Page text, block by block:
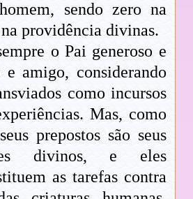
sendo zero na
providência divinas.
o Pai generoso e
e amigo, considerando
como incursos
Mas, como
prepostos são seus
divinos, e eles
as tarefas contra